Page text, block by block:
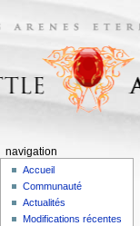
navigation
Accueil
Communauté
Actualités
Modifications récentes